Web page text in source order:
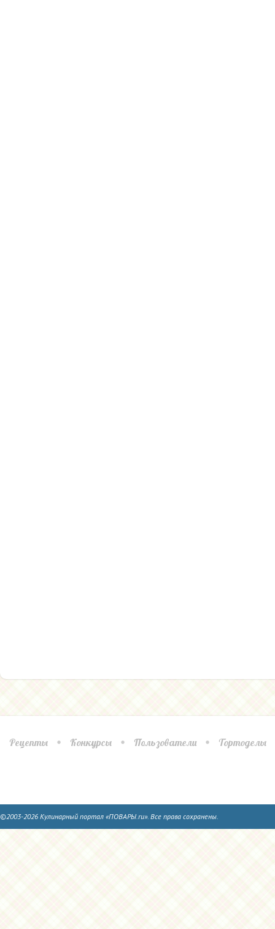
Рецепты Конкурсы Пользователи Тортоделы
©2003-2026 Кулинарный портал «ПОВАРЫ.ru». Все права сохранены.